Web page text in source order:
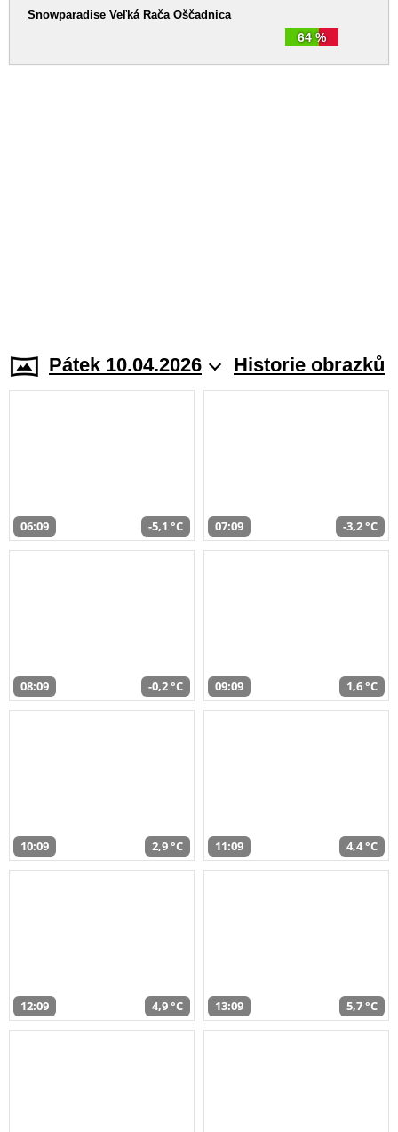
64 %
Snowparadise Veľká Rača Oščadnica
Pátek 10.04.2026 Historie obrazků
06:09 -5,1 °C 07:09 -3,2 °C
08:09 -0,2 °C 09:09 1,6 °C
10:09 2,9 °C 11:09 4,4 °C
12:09 4,9 °C 13:09 5,7 °C